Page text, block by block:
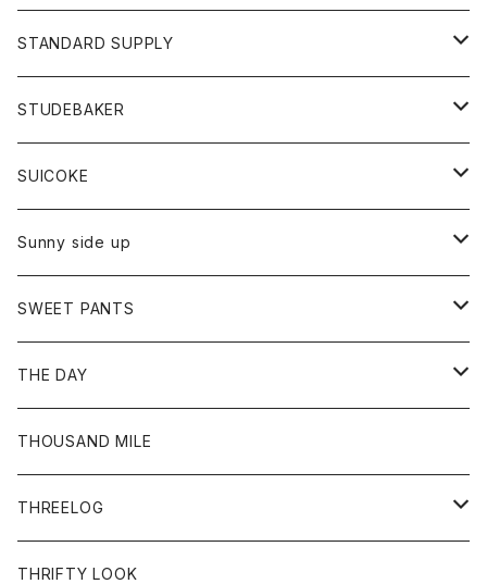
スカート
スカート
Tシャツ
アクセサリー
バック
カットソー
カーディガン
ボトム
ショートパンツ
パンツ
レディース
カットソー
カーディガン
ワンピース
ベスト
トップス
カットソー
ボトム
パンツ
オーバーオール
STANDARD SUPPLY
財布
バッグ
STUDEBAKER
アクセサリー
ブレスレット
リング
SUICOKE
ブーツ
サンダル
Sunny side up
アウター
Ｇジャン
ボトム
ジーンズ
SWEET PANTS
ボトム
ショートパンツ
THE DAY
トップス
Tシャツ
THOUSAND MILE
THREELOG
トップス
THRIFTY LOOK